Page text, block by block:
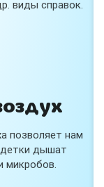
виды справок.
позволяет нам
дышат
микробов.